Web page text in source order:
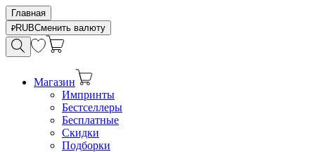
Главная
RUBСменить валюту
Магазин
Импринты
Бестселлеры
Бесплатные
Скидки
Подборки